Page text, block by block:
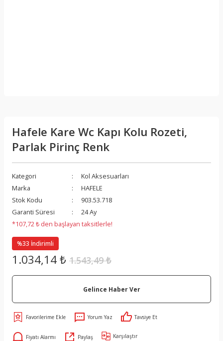
Hafele Kare Wc Kapı Kolu Rozeti,
Parlak Pirinç Renk
Kategori
Kol Aksesuarları
Marka
HAFELE
Stok Kodu
903.53.718
Garanti Süresi
24 Ay
*107,72 ₺ den başlayan taksitlerle!
%33 İndirimli
1.034,14 ₺ 1.543,49 ₺
Gelince Haber Ver
Yorum Yaz Tavsiye Et
Fiyatı Alarmı Paylaş Karşılaştır